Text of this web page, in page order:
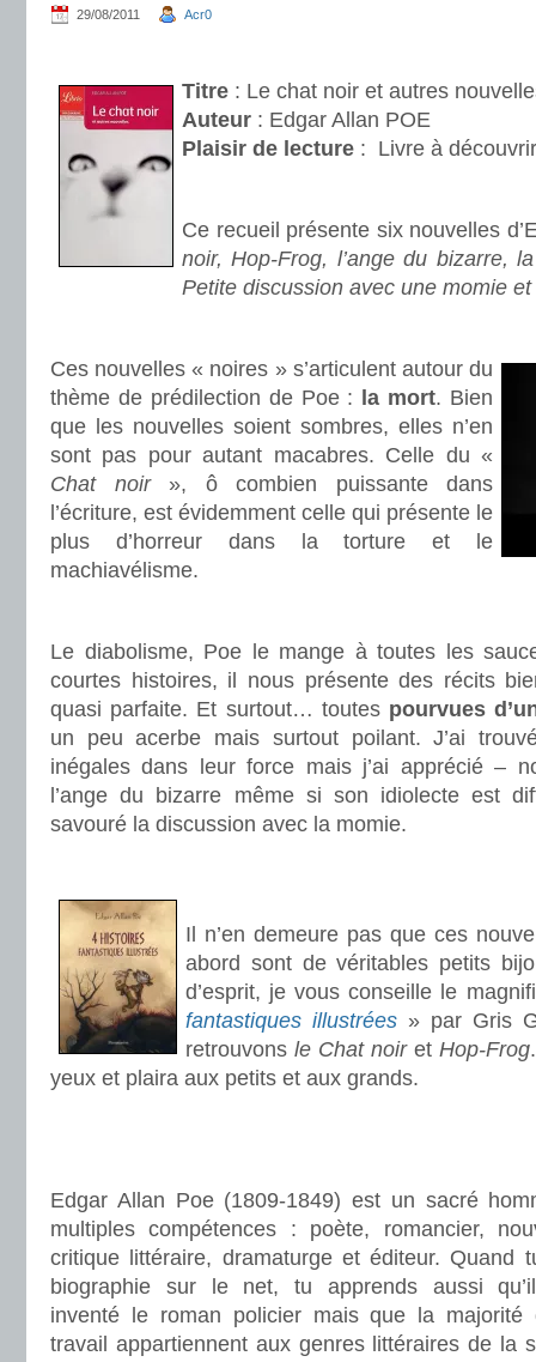
29/08/2011 Acr0
Titre : Le chat noir et autres
Auteur : Edgar Allan POE
Plaisir de lecture : Livre à découvrir
Ce recueil présente six nouvelles
noir, Hop-Frog, l’ange du bizarre,
Petite discussion avec une momie et
Ces nouvelles « noires » s’articulent autour du
thème de prédilection de Poe :
la mort. Bien
que les nouvelles soient sombres, elles n’en
sont pas pour autant macabres. Celle du «
Chat noir», ô combien puissante dans
l’écriture, est évidemment celle qui présente le
plus d’horreur dans la torture et le
machiavélisme.
Le diabolisme, Poe le mange à toutes les
courtes histoires, il nous présente des récits
quasi parfaite. Et surtout… toutes pourvues
un peu acerbe mais surtout poilant. J’ai
inégales dans leur force mais j’ai apprécié –
l’ange du bizarre même si son idiolecte est
savouré la discussion avec la momie.
Il n’en demeure pas que ces
abord sont de véritables petits
d’esprit, je vous conseille le
fantastiques illustrées » par Gris
retrouvons le Chat noiret Hop-Frog
yeux et plaira aux petits et aux grands.
Edgar Allan Poe (1809-1849) est un sacré
multiples compétences : poète, romancier,
critique littéraire, dramaturge et éditeur. Quand
biographie sur le net, tu apprends aussi
inventé le roman policier mais que la majorité
travail appartiennent aux genres littéraires de la